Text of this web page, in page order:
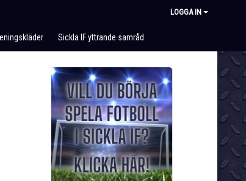
LOGGA IN
Sickla IF yttrande samråd